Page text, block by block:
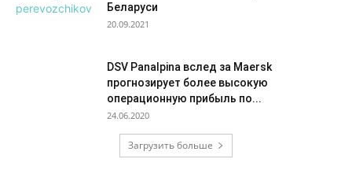
Беларуси
20.09.2021
DSV Panalpina вслед за Maersk
прогнозирует более высокую
операционную прибыль по...
24.06.2020
Загрузить больше